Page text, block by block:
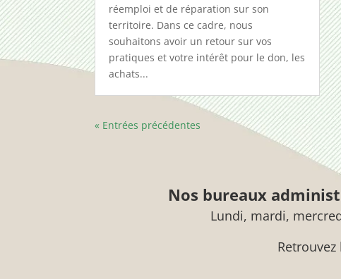
réemploi et de réparation sur son
territoire. Dans ce cadre, nous
souhaitons avoir un retour sur vos
pratiques et votre intérêt pour le don, les
achats...
« Entrées précédentes
Nos bureaux
Lundi, mardi,